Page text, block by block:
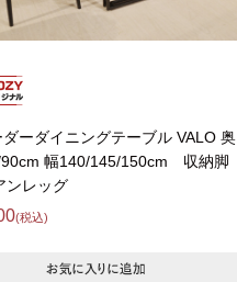
ーダイニングテーブル VALO 奥
幅140/145/150cm 収納脚
ンレッグ
(税込)